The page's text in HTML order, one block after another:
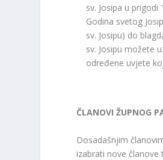
sv. Josipa u
Godina svetog
sv. Josipu) do
sv. Josipu možete
određene uvjete
ČLANOVI ŽUPNOG
Dosadašnjim
izabrati nove